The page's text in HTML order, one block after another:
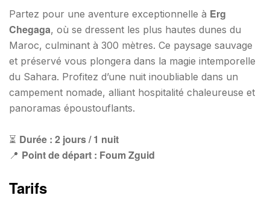
Partez pour une aventure exceptionnelle à Erg
Chegaga, où se dressent les plus hautes dunes du
Maroc, culminant à 300 mètres. Ce paysage sauvage
et préservé vous plongera dans la magie intemporelle
du Sahara. Profitez d’une nuit inoubliable dans un
campement nomade, alliant hospitalité chaleureuse et
panoramas époustouflants.
⏳ Durée : 2 jours / 1 nuit
📍 Point de départ : Foum Zguid
Tarifs